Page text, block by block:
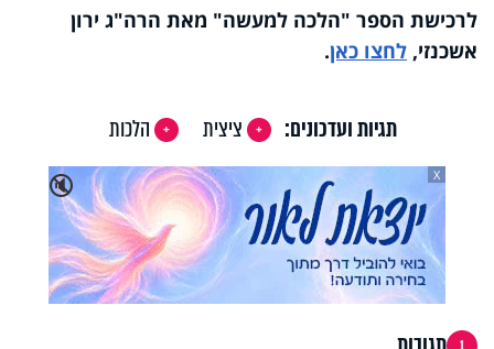
לרכישת הספר "הלכה למעשה" מאת הרה"ג ירון
אשכנזי, לחצו כאן.
תגיות ועדכונים: ציצית
הלכות
🔇
X